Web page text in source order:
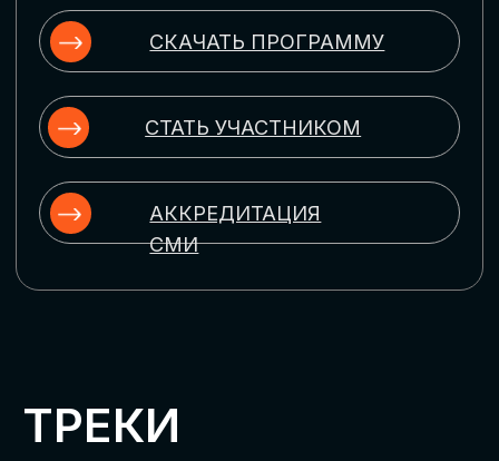
ЦИФРОВИЗАЦИЯ
МАРКЕТИНГА И ПРОДАЖ
ЦИФРОВИЗАЦИЯ
УПРАВЛЕНИЯ ПЕРСОНАЛОМ
Рассмотрим управление человеческим
комплексные решения для роста
производительности и кейсы
оптимизации процессов найма,
развития, оценки и удержания
ЦИФРОВИЗАЦИЯ
КЛИЕНТСКОГО СЕРВИСА
Разберем кейсы в сфере цифровизации